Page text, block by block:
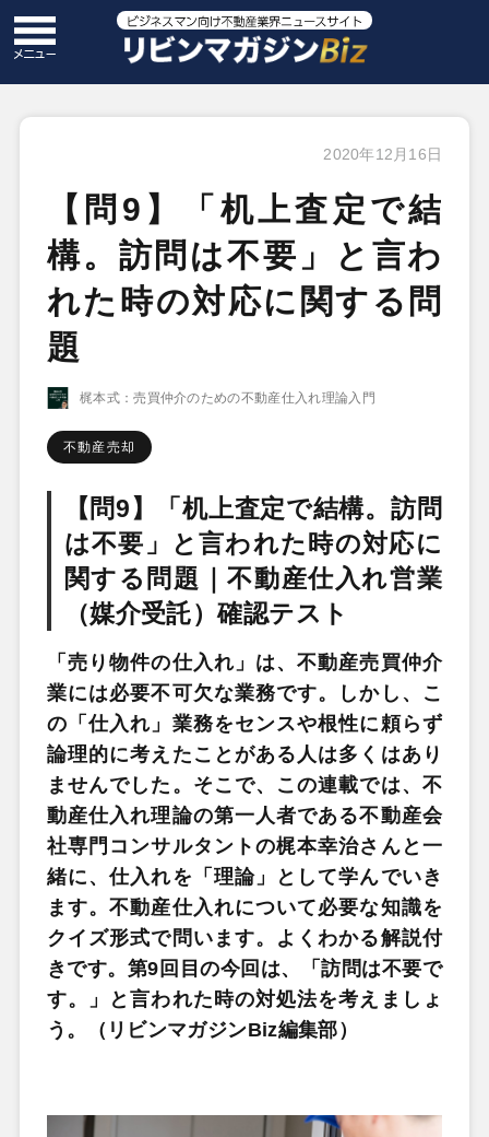
2020年12月16日
【問9】「机上査定で結
構。訪問は不要」と言わ
れた時の対応に関する問
題
梶本式：売買仲介のための不動産仕入れ理論入門
不動産売却
【問9】「机上査定で結構。訪問
は不要」と言われた時の対応に
関する問題｜不動産仕入れ営業
（媒介受託）確認テスト
「売り物件の仕入れ」は、不動産売買仲介
業には必要不可欠な業務です。しかし、こ
の「仕入れ」業務をセンスや根性に頼らず
論理的に考えたことがある人は多くはあり
ませんでした。そこで、この連載では、不
動産仕入れ理論の第一人者である不動産会
社専門コンサルタントの梶本幸治さんと一
緒に、仕入れを「理論」として学んでいき
ます。不動産仕入れについて必要な知識を
クイズ形式で問います。よくわかる解説付
きです。第9回目の今回は、「訪問は不要で
す。」と言われた時の対処法を考えましょ
う。（リビンマガジンBiz編集部）